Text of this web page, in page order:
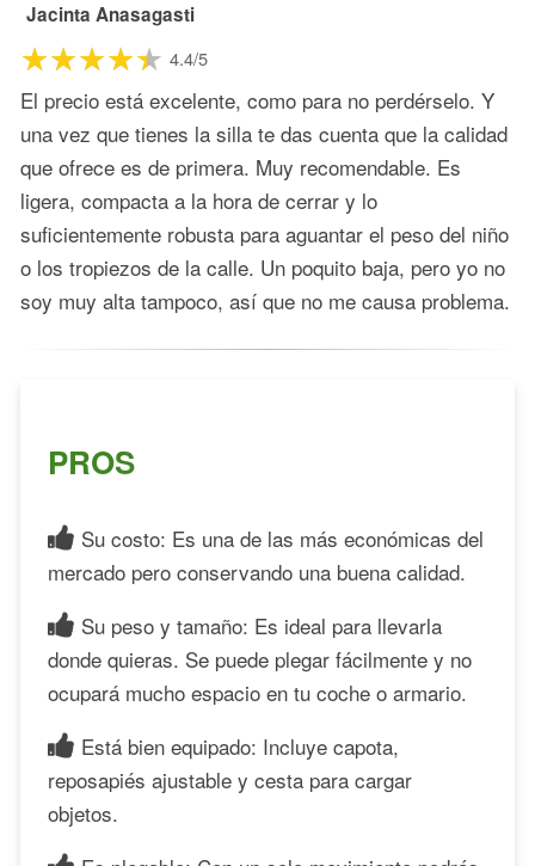
Jacinta Anasagasti
4.4/5
El precio está excelente, como para no perdérselo. Y
una vez que tienes la silla te das cuenta que la calidad
que ofrece es de primera. Muy recomendable. Es
ligera, compacta a la hora de cerrar y lo
suficientemente robusta para aguantar el peso del niño
o los tropiezos de la calle. Un poquito baja, pero yo no
soy muy alta tampoco, así que no me causa problema.
PROS
Su costo: Es una de las más económicas del
mercado pero conservando una buena calidad.
Su peso y tamaño: Es ideal para llevarla
donde quieras. Se puede plegar fácilmente y no
ocupará mucho espacio en tu coche o armario.
Está bien equipado: Incluye capota,
reposapiés ajustable y cesta para cargar
objetos.